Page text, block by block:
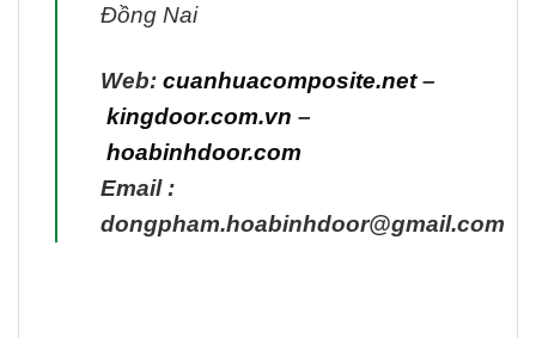
Đồng Nai
Web: cuanhuacomposite.net–
kingdoor.com.vn –
hoabinhdoor.com
Email :
dongpham.hoabinhdoor@gmail.com